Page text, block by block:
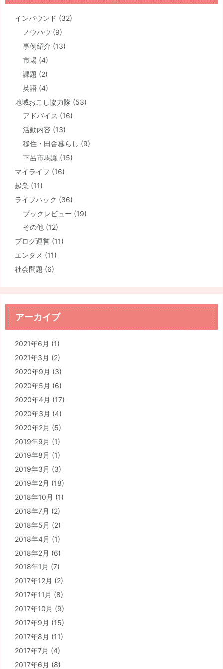
インバウンド (32)
ノウハウ (9)
事例紹介 (13)
市場 (4)
課題 (2)
英語 (4)
地域おこし協力隊 (53)
アドバイス (16)
活動内容 (13)
移住・田舎暮らし (9)
下呂市馬瀬 (15)
マイライフ (16)
起業 (11)
ライフハック (36)
ブックレビュー (19)
その他 (12)
ブログ運営 (11)
エンタメ (11)
社会問題 (6)
アーカイブ
2021年6月 (1)
2021年3月 (2)
2020年9月 (3)
2020年5月 (6)
2020年4月 (17)
2020年3月 (4)
2020年2月 (5)
2019年9月 (1)
2019年8月 (1)
2019年3月 (3)
2019年2月 (18)
2018年10月 (1)
2018年7月 (2)
2018年5月 (2)
2018年4月 (1)
2018年2月 (6)
2018年1月 (7)
2017年12月 (2)
2017年11月 (8)
2017年10月 (9)
2017年9月 (15)
2017年8月 (11)
2017年7月 (4)
2017年6月 (8)